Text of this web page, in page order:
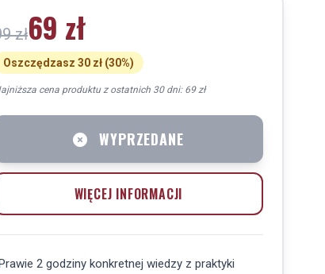
zł69 zł
Oszczędzasz 30 zł (30%)
cena produktu z ostatnich 30 dni: 69 zł
WYPRZEDANE
WIĘCEJ INFORMACJI
2 godziny konkretnej wiedzy z praktyki